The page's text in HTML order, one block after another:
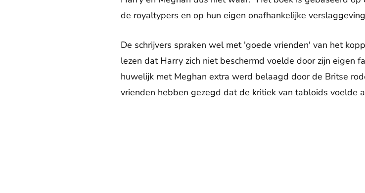
de royaltypers en op hun eigen onafhankelijke
De schrijvers spraken wel met 'goede vrienden' van het
lezen dat Harry zich niet beschermd voelde door zijn eigen
huwelijk met Meghan extra werd belaagd door de Britse
vrienden hebben gezegd dat de kritiek van tabloids voelde